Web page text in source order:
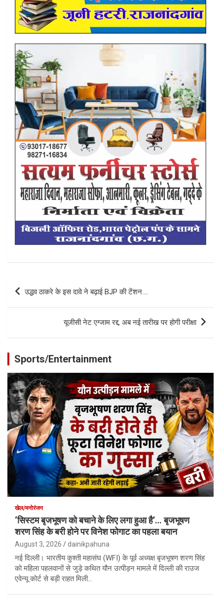
Post
navigation
उद्धव ठाकरे के इस दावे ने बढ़ाई BJP की टेंशन….
यूजीसी नेट एग्जाम रद्द, अब नई तारीख पर होगी परीक्षा
Sports/Entertainment
खेल/मनोरंजन
‘सिस्टम बृजभूषण को बचाने के लिए लगा हुआ है’… बृजभूषण
शरण सिंह के बरी होने पर विनेश फोगाट का पहला बयान
August 3, 2026 dainikpahuna
नई दिल्ली। भारतीय कुश्ती महासंघ (WFI) के पूर्व अध्यक्ष बृजभूषण शरण सिंह
को महिला पहलवानों से जुड़े कथित यौन उत्पीड़न मामले में दिल्ली की राउज
एवेन्यू कोर्ट से बड़ी राहत मिली…